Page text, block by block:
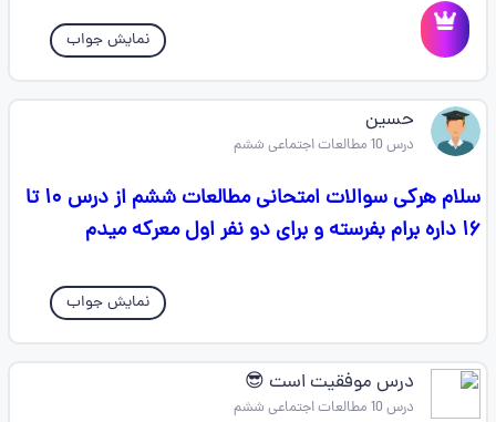
نمایش جواب
حسین
درس 10 مطالعات اجتماعی ششم
سلام هرکی سوالات امتحانی مطالعات ششم از درس ۱۰ تا
۱۶ داره برام بفرسته و برای دو نفر اول معرکه میدم
نمایش جواب
درس موفقیت است 😎
درس 10 مطالعات اجتماعی ششم